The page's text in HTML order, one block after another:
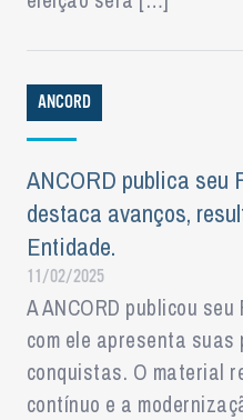
ANCORD
ANCORD publica seu
destaca avanços,
Entidade.
11/02/2025
A ANCORD publicou
com ele apresenta
conquistas. O material
contínuo e a